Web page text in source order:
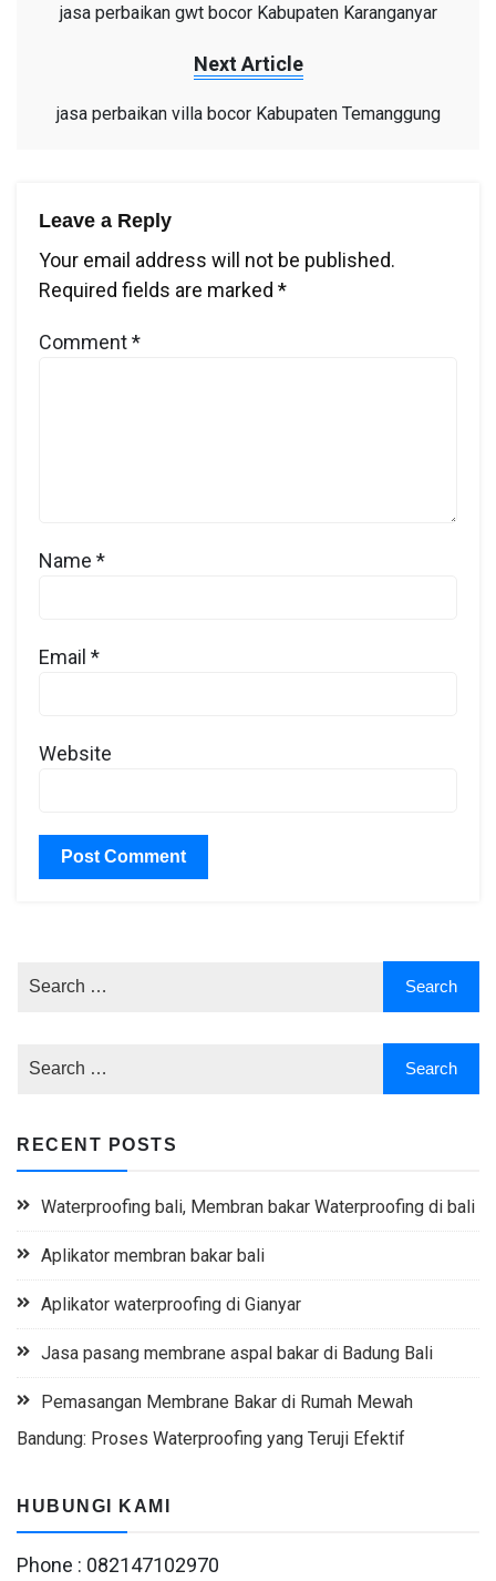
jasa perbaikan gwt bocor Kabupaten Karanganyar
Next Article
jasa perbaikan villa bocor Kabupaten Temanggung
Leave a Reply
Your email address will not be published.
Required fields are marked *
Comment*
Name *
Email *
Website
RECENT POSTS
Waterproofing bali, Membran bakar Waterproofing di bali
Aplikator membran bakar bali
Aplikator waterproofing di Gianyar
Jasa pasang membrane aspal bakar di Badung Bali
Pemasangan Membrane Bakar di Rumah Mewah
Bandung: Proses Waterproofing yang Teruji Efektif
HUBUNGI KAMI
Phone : 082147102970